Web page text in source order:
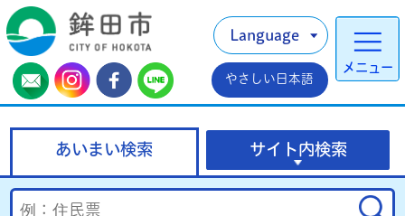
メニュー
Language
やさしい日本語
あいまい検索 サイト内検索